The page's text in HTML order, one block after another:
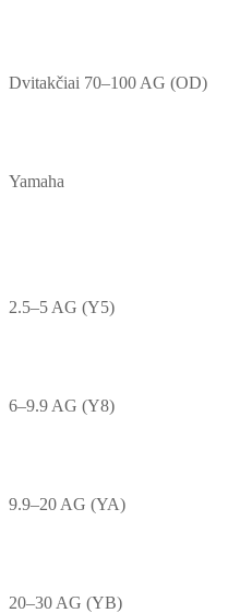
Dvitakčiai 70–100 AG (OD)
Yamaha
2.5–5 AG (Y5)
6–9.9 AG (Y8)
9.9–20 AG (YA)
20–30 AG (YB)